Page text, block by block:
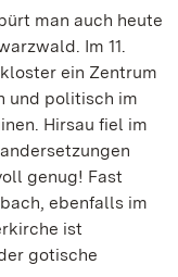
man auch heute
Im 11.
ein Zentrum
und politisch im
Hirsau fiel im
genug! Fast
ebenfalls im
ist
gotische